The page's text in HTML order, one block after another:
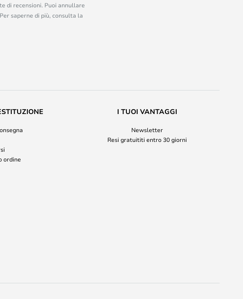
di recensioni. Puoi annullare
saperne di più, consulta la
ordine
I TUOI VANTAGGI
Newsletter
Resi gratuititi entro 30 giorni